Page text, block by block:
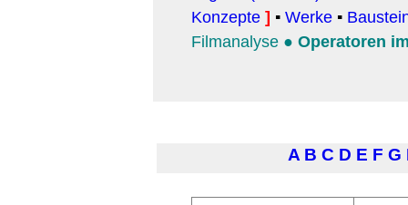
Konzepte ] ▪ Werke ▪
Filmanalyse ● Operatoren
A B C D E F G